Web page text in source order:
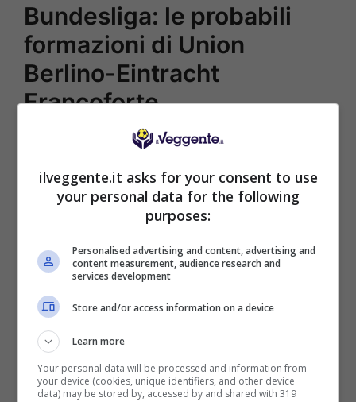
Bundesliga: le probabili
formazioni di Union
Berlino-Eintracht
Francoforte
UNION BERLINO (4-2-3-1):Luthe; Trimmel,
Becker, Kruse, Ingvartsen; Awoniyi.
EINTRACHT FRANCOFORTE (3-4-1-2):Trapp;
Abraham, Hinteregger, N’Dicka; Durm, Ilsanker,
POSSIBILE RISULTATO: 2-1
BONUS SPORTBET: 100€ SUBITO
ilveggente.it asks for your consent to use
your personal data for the following
purposes:
Personalised advertising and content, advertising and
content measurement, audience research and
services development
Store and/or access information on a device
Learn more
Your personal data will be processed and information from
your device (cookies, unique identifiers, and other device
data) may be stored by, accessed by and shared with 319